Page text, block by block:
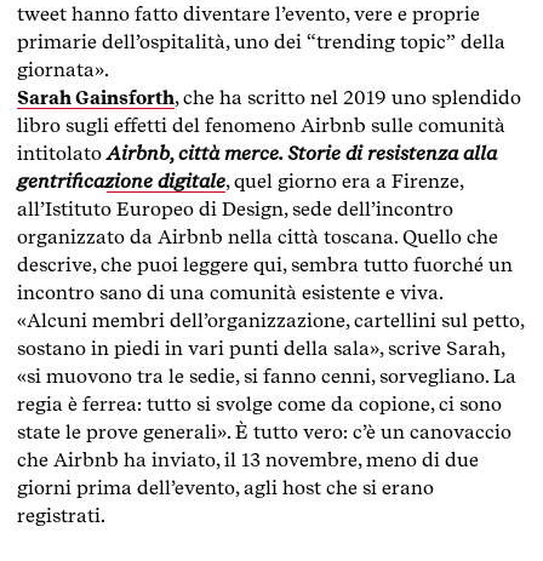
tweet hanno fatto diventare l’evento, vere e proprie
primarie dell’ospitalità, uno dei “trending topic” della
giornata».
Sarah Gainsforth, che ha scritto nel 2019 uno splendido
libro sugli effetti del fenomeno Airbnb sulle comunità
intitolato Airbnb, città merce. Storie di resistenza alla
gentrificazione digitale, quel giorno era a Firenze,
all’Istituto Europeo di Design, sede dell’incontro
organizzato da Airbnb nella città toscana. Quello che
descrive, che puoi leggere qui, sembra tutto fuorché un
incontro sano di una comunità esistente e viva.
«Alcuni membri dell’organizzazione, cartellini sul petto,
sostano in piedi in vari punti della sala», scrive Sarah,
«si muovono tra le sedie, si fanno cenni, sorvegliano. La
regia è ferrea: tutto si svolge come da copione, ci sono
state le prove generali». È tutto vero: c’è un canovaccio
che Airbnb ha inviato, il 13 novembre, meno di due
giorni prima dell’evento, agli host che si erano
registrati.